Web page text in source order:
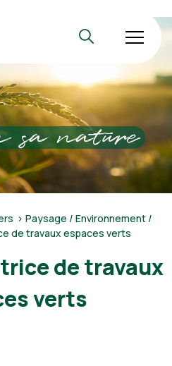
Grand Est
sa nature
Paysage / Environnement /
de travaux espaces verts
de travaux
verts